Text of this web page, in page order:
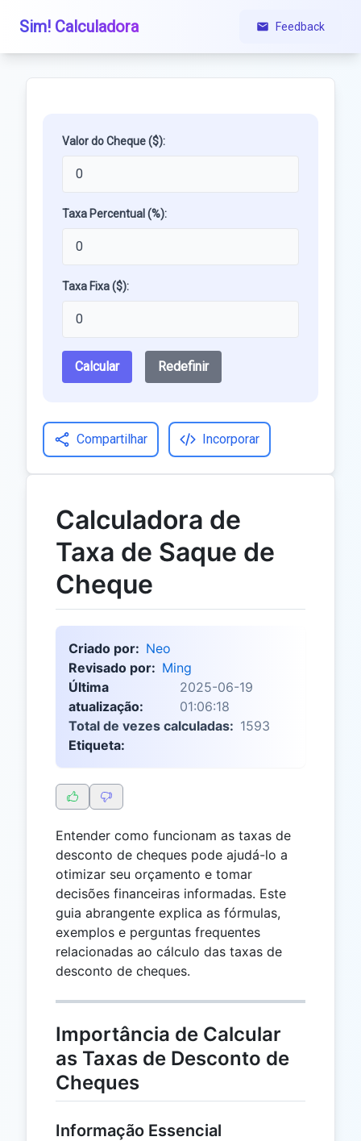
Sim! Calculadora Feedback
Valor do Cheque ($):
Taxa Percentual (%):
Taxa Fixa ($):
Calcular Redefinir
Compartilhar Incorporar
Calculadora de
Taxa de Saque de
Cheque
Criado por: Neo
Revisado por: Ming
Última
atualização:
2025-06-19
01:06:18
Total de vezes calculadas: 1593
Etiqueta:
Entender como funcionam as taxas de
desconto de cheques pode ajudá-lo a
otimizar seu orçamento e tomar
decisões financeiras informadas. Este
guia abrangente explica as fórmulas,
exemplos e perguntas frequentes
relacionadas ao cálculo das taxas de
desconto de cheques.
Importância de Calcular
as Taxas de Desconto de
Cheques
Informação Essencial